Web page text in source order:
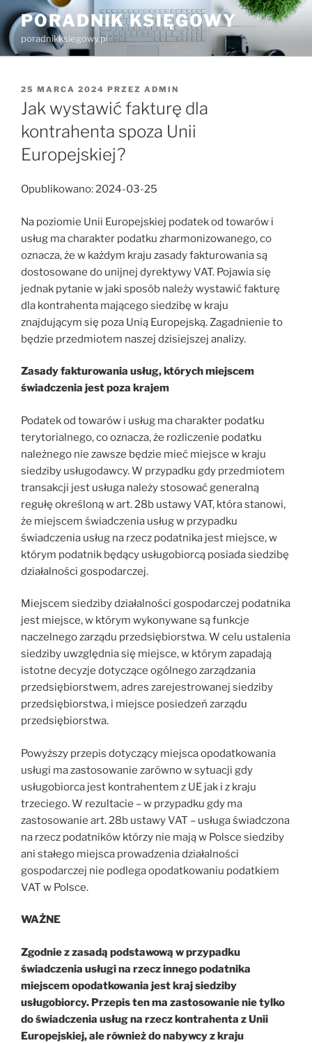
Przejdź
do
treści
PORADNIK KSIĘGOWY
poradnikksiegowy.pl
OPUBLIKOWANE
W
25 MARCA 2024 PRZEZ ADMIN
Jak wystawić fakturę dla
kontrahenta spoza Unii
Europejskiej?
Opublikowano: 2024-03-25
Na poziomie Unii Europejskiej podatek od towarów i
usług ma charakter podatku zharmonizowanego, co
oznacza, że w każdym kraju zasady fakturowania są
dostosowane do unijnej dyrektywy VAT. Pojawia się
jednak pytanie w jaki sposób należy wystawić fakturę
dla kontrahenta mającego siedzibę w kraju
znajdującym się poza Unią Europejską. Zagadnienie to
będzie przedmiotem naszej dzisiejszej analizy.
Zasady fakturowania usług, których miejscem
świadczenia jest poza krajem
Podatek od towarów i usług ma charakter podatku
terytorialnego, co oznacza, że rozliczenie podatku
należnego nie zawsze będzie mieć miejsce w kraju
siedziby usługodawcy. W przypadku gdy przedmiotem
transakcji jest usługa należy stosować generalną
regułę określoną w art. 28b ustawy VAT, która stanowi,
że miejscem świadczenia usług w przypadku
świadczenia usług na rzecz podatnika jest miejsce, w
którym podatnik będący usługobiorcą posiada siedzibę
działalności gospodarczej.
Miejscem siedziby działalności gospodarczej podatnika
jest miejsce, w którym wykonywane są funkcje
naczelnego zarządu przedsiębiorstwa. W celu ustalenia
siedziby uwzględnia się miejsce, w którym zapadają
istotne decyzje dotyczące ogólnego zarządzania
przedsiębiorstwem, adres zarejestrowanej siedziby
przedsiębiorstwa, i miejsce posiedzeń zarządu
przedsiębiorstwa.
Powyższy przepis dotyczący miejsca opodatkowania
usługi ma zastosowanie zarówno w sytuacji gdy
usługobiorca jest kontrahentem z UE jak i z kraju
trzeciego. W rezultacie – w przypadku gdy ma
zastosowanie art. 28b ustawy VAT – usługa świadczona
na rzecz podatników którzy nie mają w Polsce siedziby
ani stałego miejsca prowadzenia działalności
gospodarczej nie podlega opodatkowaniu podatkiem
VAT w Polsce.
WAŻNE
Zgodnie z zasadą podstawową w przypadku
świadczenia usługi na rzecz innego podatnika
miejscem opodatkowania jest kraj siedziby
usługobiorcy. Przepis ten ma zastosowanie nie tylko
do świadczenia usług na rzecz kontrahenta z Unii
Europejskiej, ale również do nabywcy z kraju